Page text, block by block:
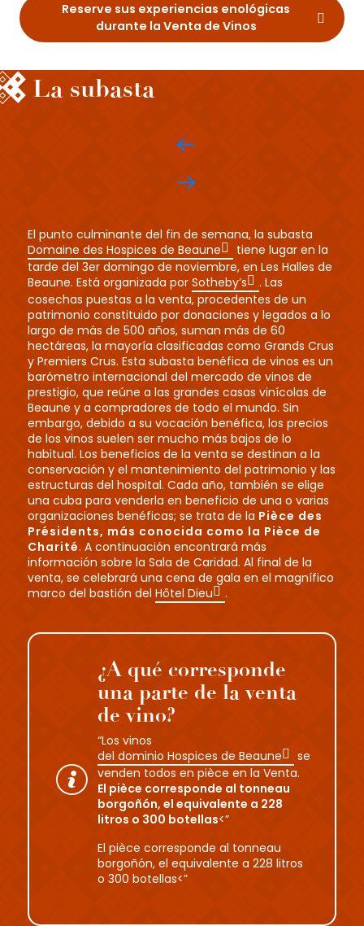
Reserve sus experiencias enológicas
durante la Venta de Vinos
La subasta
El punto culminante del fin de semana, la subasta
Domaine des Hospices de Beaune
tiene lugar en la
tarde del 3er domingo de noviembre, en Les Halles de
Beaune. Está organizada por Sotheby’s
. Las
cosechas puestas a la venta, procedentes de un
patrimonio constituido por donaciones y legados a lo
largo de más de 500 años, suman más de 60
hectáreas, la mayoría clasificadas como Grands Crus
y Premiers Crus. Esta subasta benéfica de vinos es un
barómetro internacional del mercado de vinos de
prestigio, que reúne a las grandes casas vinícolas de
Beaune y a compradores de todo el mundo. Sin
embargo, debido a su vocación benéfica, los precios
de los vinos suelen ser mucho más bajos de lo
habitual. Los beneficios de la venta se destinan a la
conservación y el mantenimiento del patrimonio y las
estructuras del hospital. Cada año, también se elige
una cuba para venderla en beneficio de una o varias
organizaciones benéficas; se trata de la Pièce des
Présidents, más conocida como la Pièce de
Charité. A continuación encontrará más
información sobre la Sala de Caridad. Al final de la
venta, se celebrará una cena de gala en el magnífico
marco del bastión del Hôtel Dieu .
¿A qué corresponde
una parte de la venta
de vino?
“Los vinos
del dominio Hospices de Beaune
se
venden todos en pièce en la Venta.
El pièce corresponde al tonneau
borgoñón, el equivalente a 228
litros o 300 botellas<”
El pièce corresponde al tonneau
borgoñón, el equivalente a 228 litros
o 300 botellas<”